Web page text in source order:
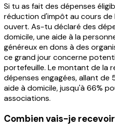
Si tu as fait des dépenses
réduction d'impôt au cours de
ouvert. As-tu déclaré des
domicile, une aide à la
généreux en dons à des
ce grand jour concerne
portefeuille. Le montant de la
dépenses engagées, allant de
aide à domicile, jusqu'à 66%
associations.
Combien vais-je